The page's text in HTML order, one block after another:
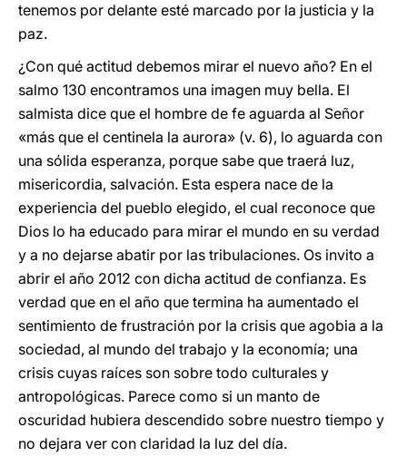
tenemos por delante esté marcado por la justicia y la
paz.
¿Con qué actitud debemos mirar el nuevo año? En el
salmo 130 encontramos una imagen muy bella. El
salmista dice que el hombre de fe aguarda al Señor
«más que el centinela la aurora» (v. 6), lo aguarda con
una sólida esperanza, porque sabe que traerá luz,
misericordia, salvación. Esta espera nace de la
experiencia del pueblo elegido, el cual reconoce que
Dios lo ha educado para mirar el mundo en su verdad
y a no dejarse abatir por las tribulaciones. Os invito a
abrir el año 2012 con dicha actitud de confianza. Es
verdad que en el año que termina ha aumentado el
sentimiento de frustración por la crisis que agobia a la
sociedad, al mundo del trabajo y la economía; una
crisis cuyas raíces son sobre todo culturales y
antropológicas. Parece como si un manto de
oscuridad hubiera descendido sobre nuestro tiempo y
no dejara ver con claridad la luz del día.